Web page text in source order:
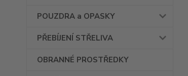
POUZDRA a OPASKY
PŘEBÍJENÍ STŘELIVA
OBRANNÉ PROSTŘEDKY